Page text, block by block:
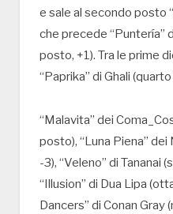
e sale al secondo posto
che precede “Puntería”
posto, +1). Tra le prime
“Paprika” di Ghali
“Malavita” dei
posto), “Luna Piena”
-3), “Veleno” di Tananai
“Illusion” di Dua Lipa
Dancers” di Conan Gray